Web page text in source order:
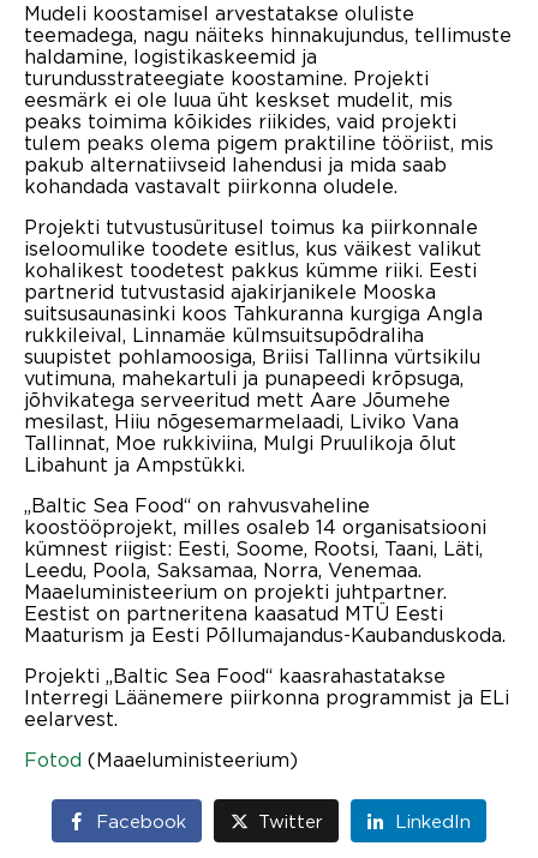
Mudeli koostamisel arvestatakse oluliste
teemadega, nagu näiteks hinnakujundus, tellimuste
haldamine, logistikaskeemid ja
turundusstrateegiate koostamine. Projekti
eesmärk ei ole luua üht keskset mudelit, mis
peaks toimima kõikides riikides, vaid projekti
tulem peaks olema pigem praktiline tööriist, mis
pakub alternatiivseid lahendusi ja mida saab
kohandada vastavalt piirkonna oludele.
Projekti tutvustusüritusel toimus ka piirkonnale
iseloomulike toodete esitlus, kus väikest valikut
kohalikest toodetest pakkus kümme riiki. Eesti
partnerid tutvustasid ajakirjanikele Mooska
suitsusaunasinki koos Tahkuranna kurgiga Angla
rukkileival, Linnamäe külmsuitsupõdraliha
suupistet pohlamoosiga, Briisi Tallinna vürtsikilu
vutimuna, mahekartuli ja punapeedi krõpsuga,
jõhvikatega serveeritud mett Aare Jõumehe
mesilast, Hiiu nõgesemarmelaadi, Liviko Vana
Tallinnat, Moe rukkiviina, Mulgi Pruulikoja õlut
Libahunt ja Ampstükki.
„Baltic Sea Food“ on rahvusvaheline
koostööprojekt, milles osaleb 14 organisatsiooni
kümnest riigist: Eesti, Soome, Rootsi, Taani, Läti,
Leedu, Poola, Saksamaa, Norra, Venemaa.
Maaeluministeerium on projekti juhtpartner.
Eestist on partneritena kaasatud MTÜ Eesti
Maaturism ja Eesti Põllumajandus-Kaubanduskoda.
Projekti „Baltic Sea Food“ kaasrahastatakse
Interregi Läänemere piirkonna programmist ja ELi
eelarvest.
Fotod (Maaeluministeerium)
Facebook Twitter LinkedIn